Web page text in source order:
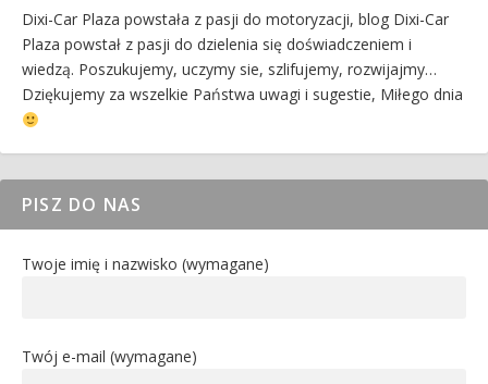
Dixi-Car Plaza powstała z pasji do motoryzacji, blog Dixi-Car
Plaza powstał z pasji do dzielenia się doświadczeniem i
wiedzą. Poszukujemy, uczymy sie, szlifujemy, rozwijajmy…
Dziękujemy za wszelkie Państwa uwagi i sugestie, Miłego dnia
PISZ DO NAS
Twoje imię i nazwisko (wymagane)
Twój e-mail (wymagane)